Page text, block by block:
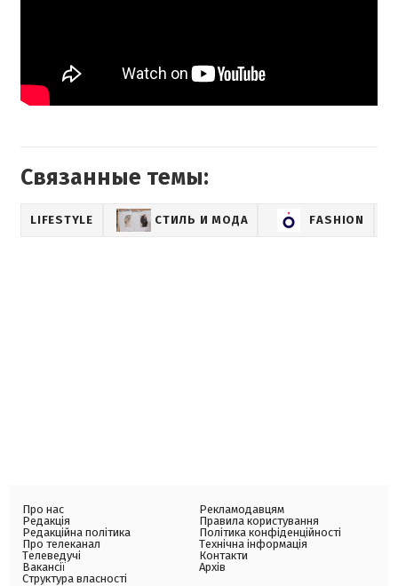
Связанные темы:
LIFESTYLE СТИЛЬ И МОДА FASHION
Про нас
Редакція
Редакційна політика
Про телеканал
Телеведучі
Вакансії
Структура власності
Рекламодавцям
Правила користування
Політика конфіденційності
Технічна інформація
Контакти
Архів